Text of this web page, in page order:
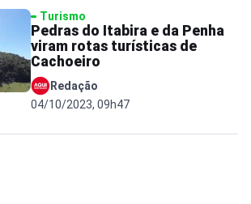
Turismo
Pedras do Itabira e da Penha
viram rotas turísticas de
Cachoeiro
Redação
04/10/2023, 09h47